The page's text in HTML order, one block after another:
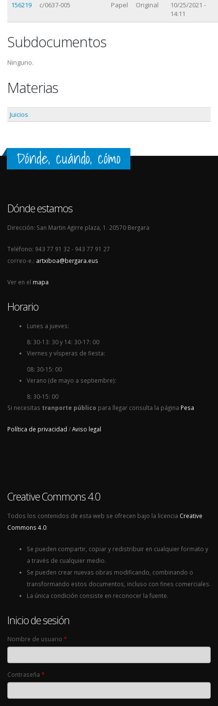
156219
c/0637-005 Papel Original
10/25/2021 -
14:11
Subdocumentos
Ninguno.
Materias
Juicios
Dónde, cuándo, cómo
Dónde estamos
Dirección: San Martin Agirre plaza, 1. 20570 Bergara
Teléfono: 943 77 91 32 - 943 77 91 27
correo-e.: artxiboa@bergara.eus
Ver en el mapa
Horario
Lunes a jueves:
8: 30-13: 30 y 14: 30-17: 00
Viernes y vísperas de fiesta:
08: 30-15: 00
Verano (de mayo a septiembre):
8: 30-15: 00
Si necesitas tranporte público para llegar consulta la página Pesa
Política de privacidad /Aviso legal
Creative Commons 4.0
Todos los contenidos de esta web se ofrecen bajo la licencia Creative
Commons 4.0:
Se pueden compartir, copiar y redistribuir en cualquier formato y
a través de cualquier medio.
Se pueden crear nuevas obras modificando, combinando o
transformando estos documentos, incluso con fines comerciales.
La única condición consiste en reconocer la fuente.
Inicio de sesión
Nombre de usuario *
Contraseña *